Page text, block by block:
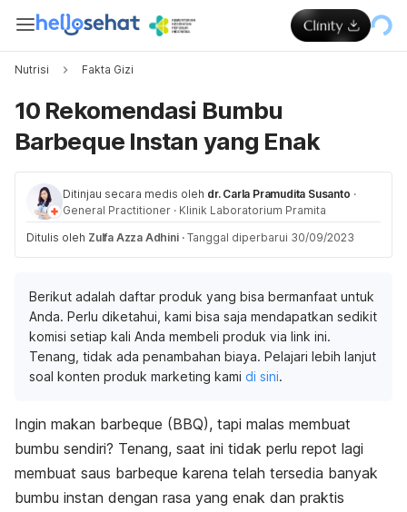
Nutrisi Fakta Gizi
10 Rekomendasi Bumbu
Barbeque Instan yang Enak
Ditinjau secara medis oleh dr. Carla Pramudita Susanto ·
General Practitioner · Klinik Laboratorium Pramita
Ditulis oleh Zulfa Azza Adhini · Tanggal diperbarui 30/09/2023
Berikut adalah daftar produk yang bisa bermanfaat untuk
Anda. Perlu diketahui, kami bisa saja mendapatkan sedikit
komisi setiap kali Anda membeli produk via link ini.
Tenang, tidak ada penambahan biaya. Pelajari lebih lanjut
soal konten produk marketing kami di sini.
Ingin makan barbeque (BBQ), tapi malas membuat
bumbu sendiri? Tenang, saat ini tidak perlu repot lagi
membuat saus barbeque karena telah tersedia banyak
bumbu instan dengan rasa yang enak dan praktis